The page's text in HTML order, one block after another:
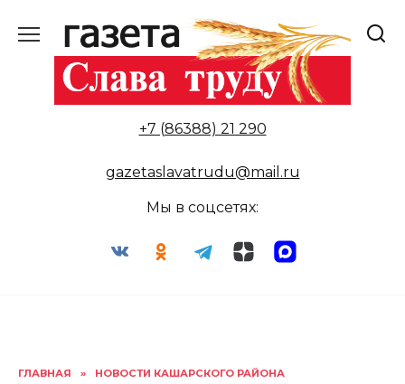
содержанию
+7 (86388) 21 290
gazetaslavatrudu@mail.ru
Мы в соцсетях:
ГЛАВНАЯ » НОВОСТИ КАШАРСКОГО РАЙОНА